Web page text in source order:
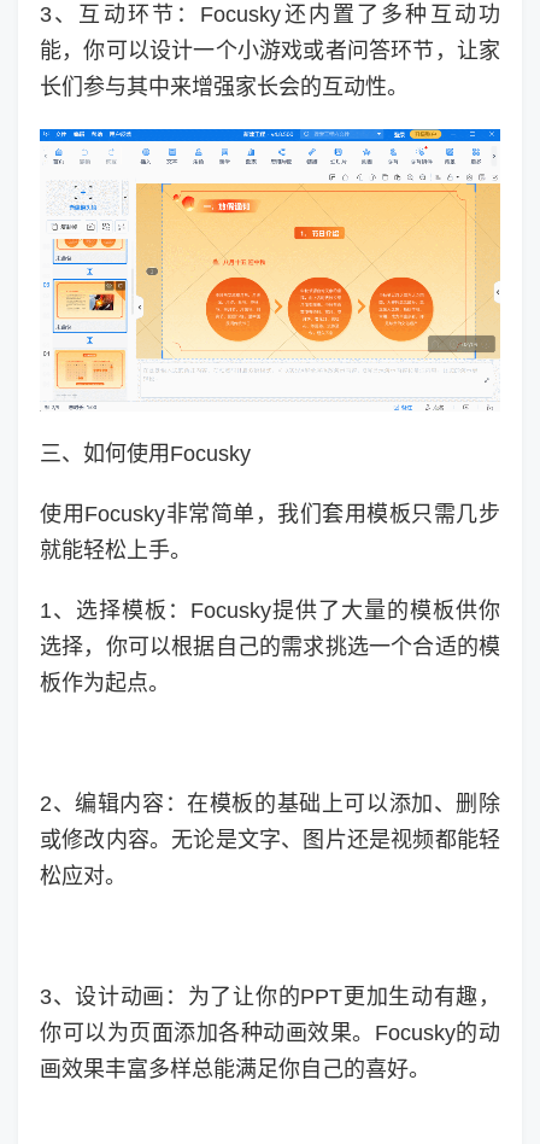
3、互动环节：Focusky还内置了多种互动功
能，你可以设计一个小游戏或者问答环节，让家
长们参与其中来增强家长会的互动性。
三、如何使用Focusky
使用Focusky非常简单，我们套用模板只需几步
就能轻松上手。
1、选择模板：Focusky提供了大量的模板供你
选择，你可以根据自己的需求挑选一个合适的模
板作为起点。
2、编辑内容：在模板的基础上可以添加、删除
或修改内容。无论是文字、图片还是视频都能轻
松应对。
3、设计动画：为了让你的PPT更加生动有趣，
你可以为页面添加各种动画效果。Focusky的动
画效果丰富多样总能满足你自己的喜好。